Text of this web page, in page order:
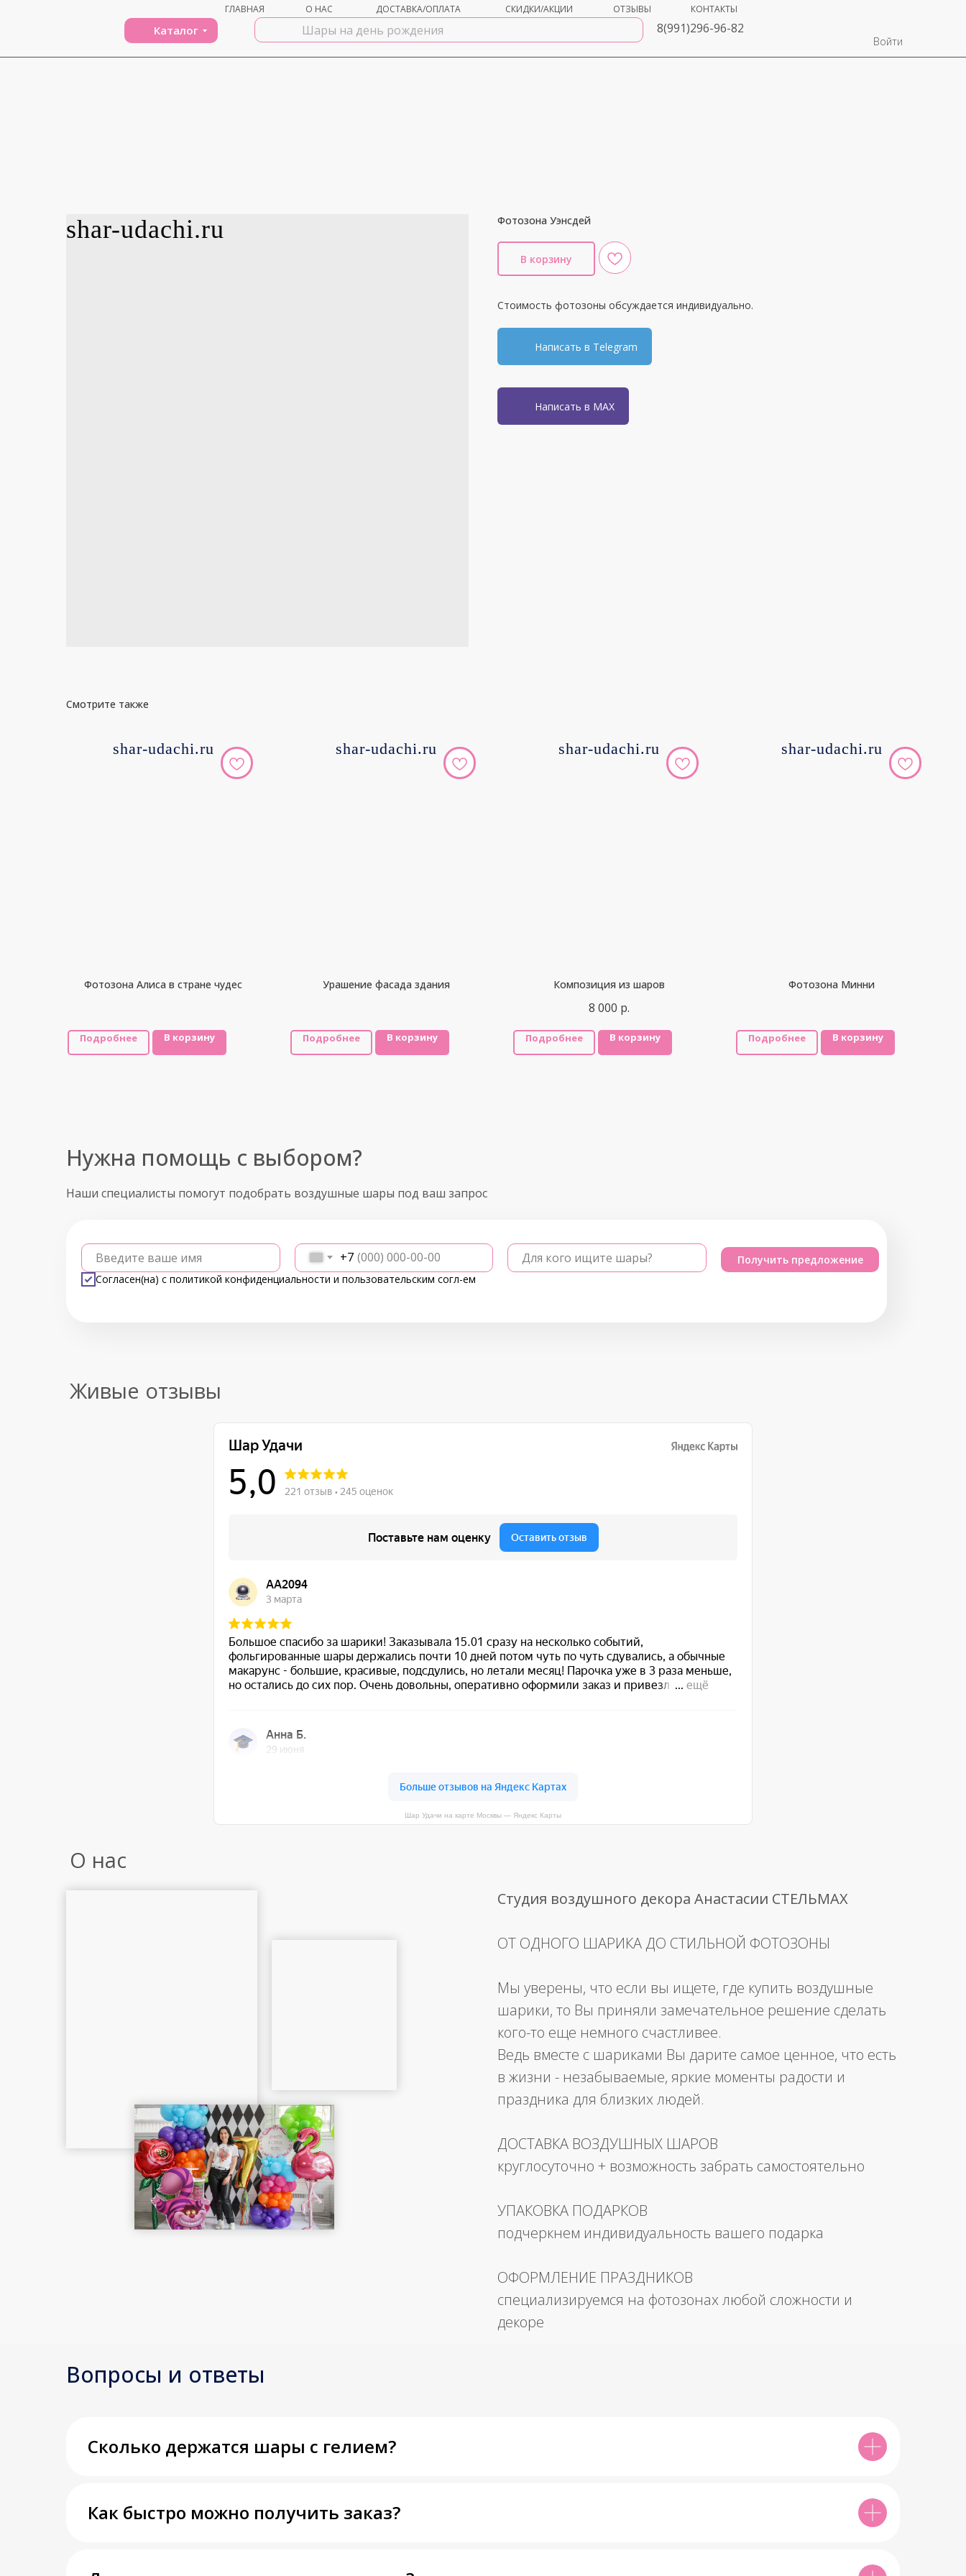
О НАС
ГЛАВНАЯ СКИДКИ/АКЦИИ
ДОСТАВКА/ОПЛАТА ОТЗЫВЫ КОНТАКТЫ
Каталог
Войти
8(991)296-96-82
shar-udachi.ru shar-udachi.ruФотозона Уэнсдей
В корзину
Стоимость фотозоны обсуждается индивидуально.
Написать в Telegram
Написать в MAX
Смотрите также
shar-udachi.ru
Фотозона Алиса в стране чудес
Подробнее В корзину
shar-udachi.ru
Урашение фасада здания
Подробнее В корзину
shar-udachi.ru
Композиция из шаров
8 000 р.
Подробнее В корзину
shar-udachi.ru
Фотозона Минни
Подробнее В корзину
Наши специалисты помогут подобрать воздушные шары под ваш запрос
Введите ваше имя +7 Для кого ищите шары?
Согласен(на) с политикой конфиденциальности и пользовательским согл-ем
Получить предложение
Нужна помощь с выбором?
Живые отзывы
Шар Удачи на карте Москвы — Яндекс Карты
О нас
Студия воздушного декора Анастасии СТЕЛЬМАХ
ОТ ОДНОГО ШАРИКА ДО СТИЛЬНОЙ ФОТОЗОНЫ
Мы уверены, что если вы ищете, где купить воздушные
шарики, то Вы приняли замечательное решение сделать
кого-то еще немного счастливее.
Ведь вместе с шариками Вы дарите самое ценное, что есть
в жизни - незабываемые, яркие моменты радости и
праздника для близких людей.
ДОСТАВКА ВОЗДУШНЫХ ШАРОВ
круглосуточно + возможность забрать самостоятельно
УПАКОВКА ПОДАРКОВ
подчеркнем индивидуальность вашего подарка
ОФОРМЛЕНИЕ ПРАЗДНИКОВ
специализируемся на фотозонах любой сложности и
декоре
Вопросы и ответы
Сколько держатся шары с гелием?
Как быстро можно получить заказ?